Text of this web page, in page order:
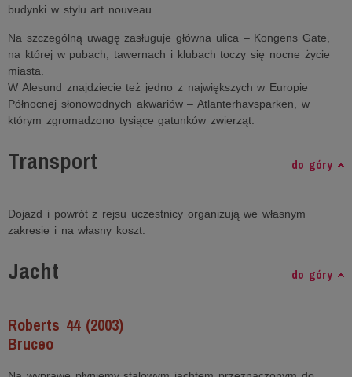
budynki w stylu art nouveau.
Na szczególną uwagę zasługuje główna ulica – Kongens Gate,
na której w pubach, tawernach i klubach toczy się nocne życie
miasta.
W Alesund znajdziecie też jedno z największych w Europie
Północnej słonowodnych akwariów – Atlanterhavsparken, w
którym zgromadzono tysiące gatunków zwierząt.
Transport do góry
Dojazd i powrót z rejsu uczestnicy organizują we własnym
zakresie i na własny koszt.
Jacht do góry
Roberts 44 (2003)
Bruceo